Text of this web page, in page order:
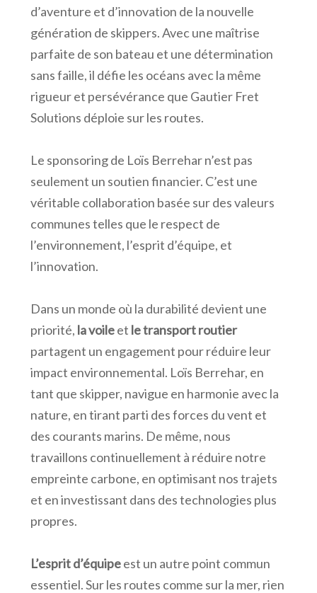
d’aventure et d’innovation de la nouvelle
génération de skippers. Avec une maîtrise
parfaite de son bateau et une détermination
sans faille, il défie les océans avec la même
rigueur et persévérance que Gautier Fret
Solutions déploie sur les routes.
Le sponsoring de Loïs Berrehar n’est pas
seulement un soutien financier. C’est une
véritable collaboration basée sur des valeurs
communes telles que le respect de
l’environnement, l’esprit d’équipe, et
l’innovation.
Dans un monde où la durabilité devient une
priorité, la voileet le transport routier
partagent un engagement pour réduire leur
impact environnemental. Loïs Berrehar, en
tant que skipper, navigue en harmonie avec la
nature, en tirant parti des forces du vent et
des courants marins. De même, nous
travaillons continuellement à réduire notre
empreinte carbone, en optimisant nos trajets
et en investissant dans des technologies plus
propres.
L’esprit d’équipeest un autre point commun
essentiel. Sur les routes comme sur la mer, rien